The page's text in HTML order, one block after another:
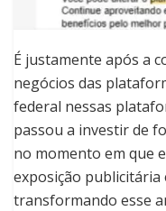
É justamente após a
negócios das
federal nessas
passou a investir de
no momento em que
exposição publicitária
transformando esse